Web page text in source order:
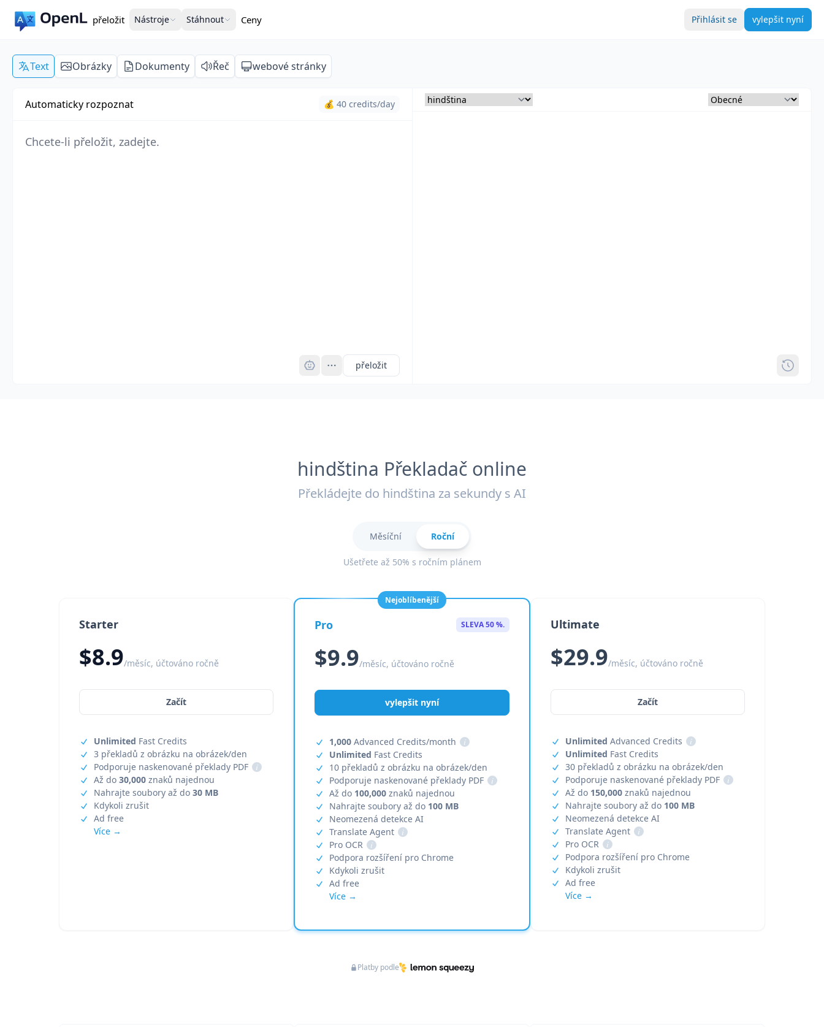
přeložit Nástroje Stáhnout Ceny Přihlásit se vylepšit nyní
Text Obrázky Dokumenty Řeč webové stránky
Automaticky rozpoznat 💰 40 credits/day
přeložit
hindština Překladač online
Překládejte do hindština za sekundy s AI
Měsíční Roční
Ušetřete až 50% s ročním plánem
Starter
$8.9/měsíc, účtováno ročně
Začít
Unlimited Fast Credits
3 překladů z obrázku na obrázek/den
Podporuje naskenované překlady PDF
i
Až do 30,000 znaků najednou
Nahrajte soubory až do 30 MB
Kdykoli zrušit
Ad free
Více →
Nejoblíbenější
Pro SLEVA 50 %.
$9.9/měsíc, účtováno ročně
vylepšit nyní
1,000 Advanced Credits/month
i
Unlimited Fast Credits
10 překladů z obrázku na obrázek/den
Podporuje naskenované překlady PDF
i
Až do 100,000 znaků najednou
Nahrajte soubory až do 100 MB
Neomezená detekce AI
Translate Agent
i
Pro OCR
i
Podpora rozšíření pro Chrome
Kdykoli zrušit
Ad free
Více →
Ultimate
$29.9/měsíc, účtováno ročně
Začít
Unlimited Advanced Credits
i
Unlimited Fast Credits
30 překladů z obrázku na obrázek/den
Podporuje naskenované překlady PDF
i
Až do 150,000znaků najednou
Nahrajte soubory až do 100 MB
Neomezená detekce AI
Translate Agent
i
Pro OCR
i
Podpora rozšíření pro Chrome
Kdykoli zrušit
Ad free
Více →
Platby podle